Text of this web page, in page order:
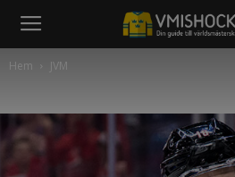
Hem JVM